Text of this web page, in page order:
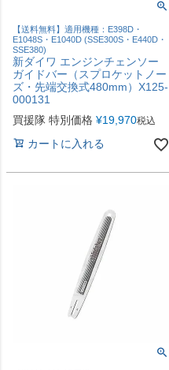
【送料無料】適用機種：E398D・
E1048S・E1040D (SSE300S・E440D・
SSE380)
新ダイワ エンジンチェンソー
ガイドバー（スプロケットノー
ズ・先端交換式480mm）X125-
000131
買援隊 特別価格 ¥19,970税込
カートに入れる